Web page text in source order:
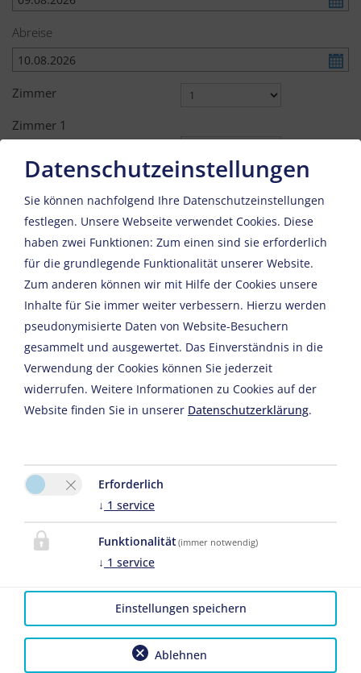
Abreise
Zimmer
Zimmer 1
Kinder
Weiter
Bitte aktivieren Sie in den Cookie Einstellungen die Option
"Funktionalität" für die korrekte Map-Darstellung
Cookie Einstellungen
Der Franzlhof
Dominik Klein
2361 Laxenburg
E-Mail:info@derfranzlhof.at
Datenschutzeinstellungen
Sie können nachfolgend Ihre Datenschutzeinstellungen
festlegen. Unsere Webseite verwendet Cookies. Diese
haben zwei Funktionen: Zum einen sind sie erforderlich
für die grundlegende Funktionalität unserer Website.
Zum anderen können wir mit Hilfe der Cookies unsere
Inhalte für Sie immer weiter verbessern. Hierzu werden
pseudonymisierte Daten von Website-Besuchern
gesammelt und ausgewertet. Das Einverständnis in die
Verwendung der Cookies können Sie jederzeit
widerrufen. Weitere Informationen zu Cookies auf der
Website finden Sie in unserer Datenschutzerklärung.
Erforderlich
↓ 1 service
Funktionalität(immer notwendig)
↓ 1 service
Ablehnen
Einstellungen speichern